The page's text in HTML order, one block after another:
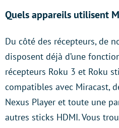
Quels appareils utilisent
Du côté des récepteurs, de
disposent déjà d’une
récepteurs Roku 3 et Roku
compatibles avec Miracast,
Nexus Player et toute une
autres sticks HDMI. Vous